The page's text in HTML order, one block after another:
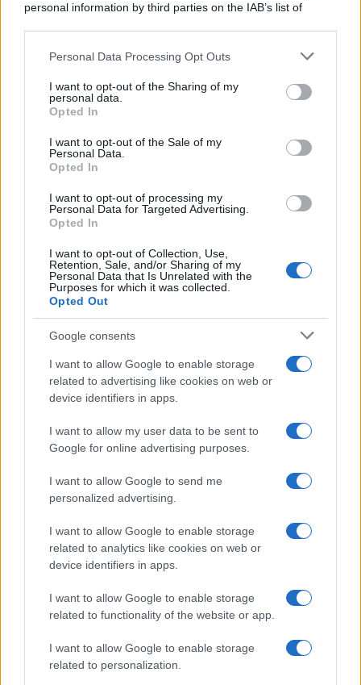
personal information by third parties on the IAB’s list of
This information may also be disclosed by us to third parties
disclose it to other third parties.
Please note that this website/app uses one or more Google
services and may gather and store information including but
not limited to your visit or usage behaviour. You may click to
grant or deny consent to Google and its third-party tags to
consent section.
Personal Data Processing Opt Outs
I want to opt-out of the Sharing of my
personal data.
Opted In
I want to opt-out of the Sale of my
Personal Data.
Opted In
I want to opt-out of processing my
Personal Data for Targeted Advertising.
Opted In
I want to opt-out of Collection, Use,
Retention, Sale, and/or Sharing of my
Personal Data that Is Unrelated with the
Purposes for which it was collected.
Opted Out
Google consents
I want to allow Google to enable storage
related to advertising like cookies on web or
device identifiers in apps.
I want to allow my user data to be sent to
Google for online advertising purposes.
I want to allow Google to send me
personalized advertising.
I want to allow Google to enable storage
related to analytics like cookies on web or
device identifiers in apps.
I want to allow Google to enable storage
related to functionality of the website or app.
I want to allow Google to enable storage
related to personalization.
La storia /Le 10 maestre che già 120 anni fa ottennero, per
10 mesi, il diritto di voto
Pordenone /Il Premio Airone di Carta 2026 a GiULiA
giornaliste: promuove la cultura della parità
Facebook
Twitter
Instagram
LinkedIn
Syndication
Globalist
Globalscience
Culture
Megachip
Giornale dello
Wondernet
Giuliana Sgrena